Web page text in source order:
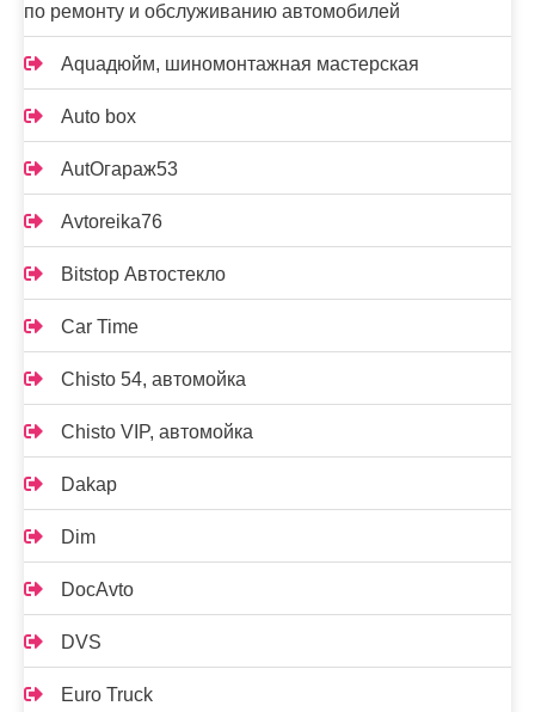
по ремонту и обслуживанию автомобилей
Aquaдюйм, шиномонтажная мастерская
Auto box
AutOгараж53
Avtoreika76
Bitstop Автостекло
Car Time
Chisto 54, автомойка
Chisto VIP, автомойка
Dakap
Dim
DocAvto
DVS
Euro Truck